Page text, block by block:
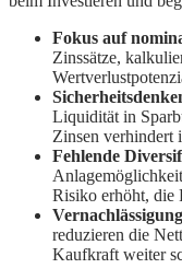
Fokus auf
Zinssätze,
Liquidität in
Zinsen verhindert
Fehlende
Risiko erhöht, die
reduzieren die
Kaufkraft weiter